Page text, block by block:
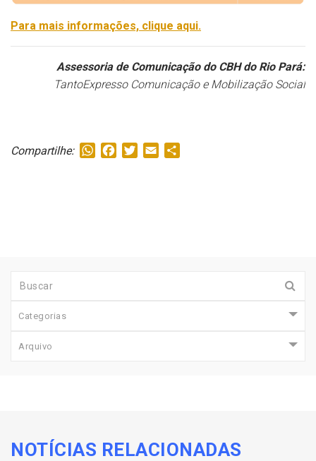
Para mais informações, clique aqui.
Assessoria de Comunicação do CBH do Rio Pará:
TantoExpresso Comunicação e Mobilização Social
Compartilhe: WhatsApp
FacebookTwitterEmail
Categorias
Arquivo
NOTÍCIAS RELACIONADAS